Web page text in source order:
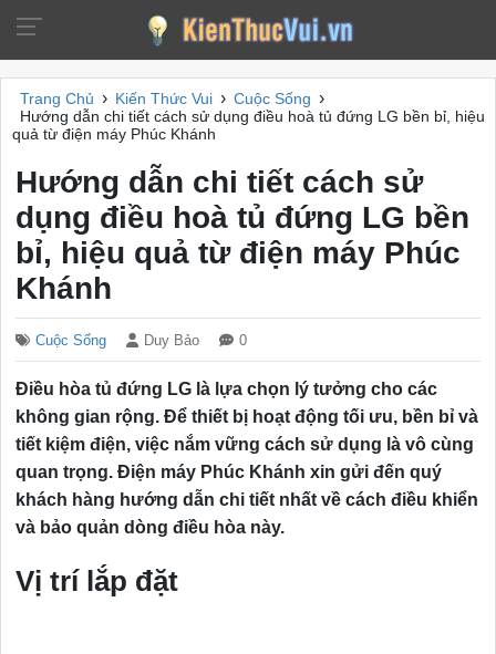
Trang Chủ › Kiến Thức Vui › Cuộc Sống ›
Hướng dẫn chi tiết cách sử dụng điều hoà tủ đứng LG bền bỉ, hiệu
quả từ điện máy Phúc Khánh
Hướng dẫn chi tiết cách sử
dụng điều hoà tủ đứng LG bền
bỉ, hiệu quả từ điện máy Phúc
Khánh
Cuộc Sống Duy Bảo 0
Điều hòa tủ đứng LG là lựa chọn lý tưởng cho các
không gian rộng. Để thiết bị hoạt động tối ưu, bền bỉ và
tiết kiệm điện, việc nắm vững cách sử dụng là vô cùng
quan trọng. Điện máy Phúc Khánh xin gửi đến quý
khách hàng hướng dẫn chi tiết nhất về cách điều khiển
và bảo quản dòng điều hòa này.
Vị trí lắp đặt